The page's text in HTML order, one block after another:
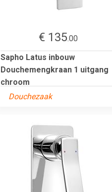
€ 135.00
Sapho Latus inbouw
Douchemengkraan 1 uitgang
chroom
Douchezaak